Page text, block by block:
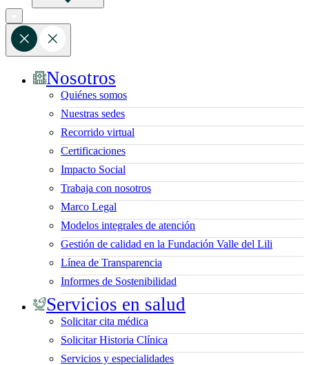
Nosotros
Quiénes somos
Nuestras sedes
Recorrido virtual
Certificaciones
Impacto Social
Trabaja con nosotros
Marco Legal
Modelos integrales de atención
Gestión de calidad en la Fundación Valle del Lili
Línea de Transparencia
Informes de Sostenibilidad
Servicios en salud
Solicitar cita médica
Solicitar Historia Clínica
Servicios y especialidades